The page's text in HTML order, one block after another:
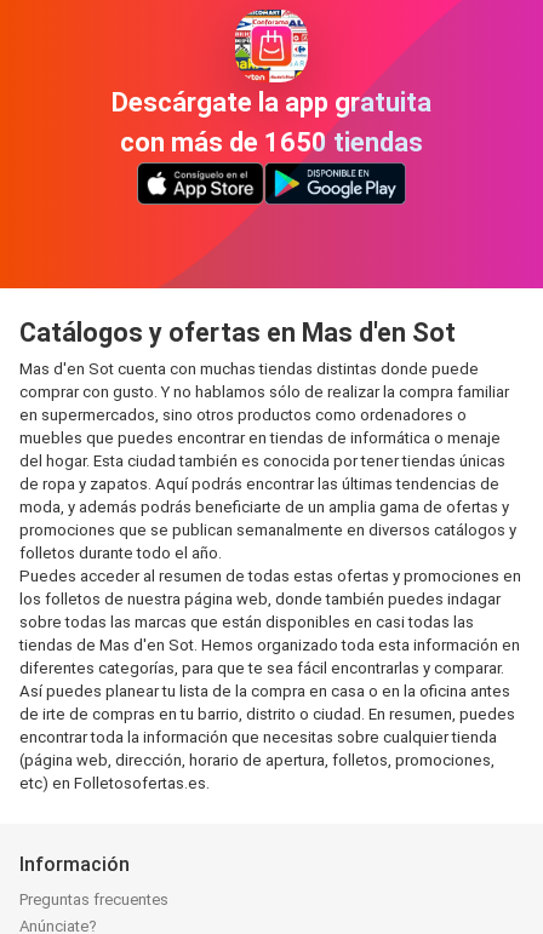
Descárgate la app gratuita
con más de 1650 tiendas
Catálogos y ofertas en Mas d'en Sot
Mas d'en Sot cuenta con muchas tiendas distintas donde puede
comprar con gusto. Y no hablamos sólo de realizar la compra familiar
en supermercados, sino otros productos como ordenadores o
muebles que puedes encontrar en tiendas de informática o menaje
del hogar. Esta ciudad también es conocida por tener tiendas únicas
de ropa y zapatos. Aquí podrás encontrar las últimas tendencias de
moda, y además podrás beneficiarte de un amplia gama de ofertas y
promociones que se publican semanalmente en diversos catálogos y
folletos durante todo el año.
Puedes acceder al resumen de todas estas ofertas y promociones en
los folletos de nuestra página web, donde también puedes indagar
sobre todas las marcas que están disponibles en casi todas las
tiendas de Mas d'en Sot. Hemos organizado toda esta información en
diferentes categorías, para que te sea fácil encontrarlas y comparar.
Así puedes planear tu lista de la compra en casa o en la oficina antes
de irte de compras en tu barrio, distrito o ciudad. En resumen, puedes
encontrar toda la información que necesitas sobre cualquier tienda
(página web, dirección, horario de apertura, folletos, promociones,
etc) en Folletosofertas.es.
Información
Preguntas frecuentes
Anúnciate?